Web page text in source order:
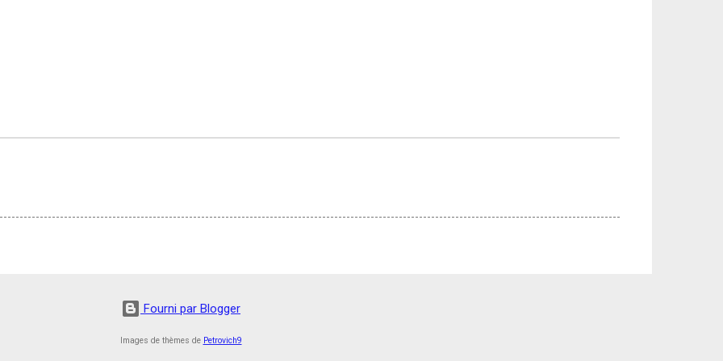
Fourni par Blogger
Images de thèmes de Petrovich9